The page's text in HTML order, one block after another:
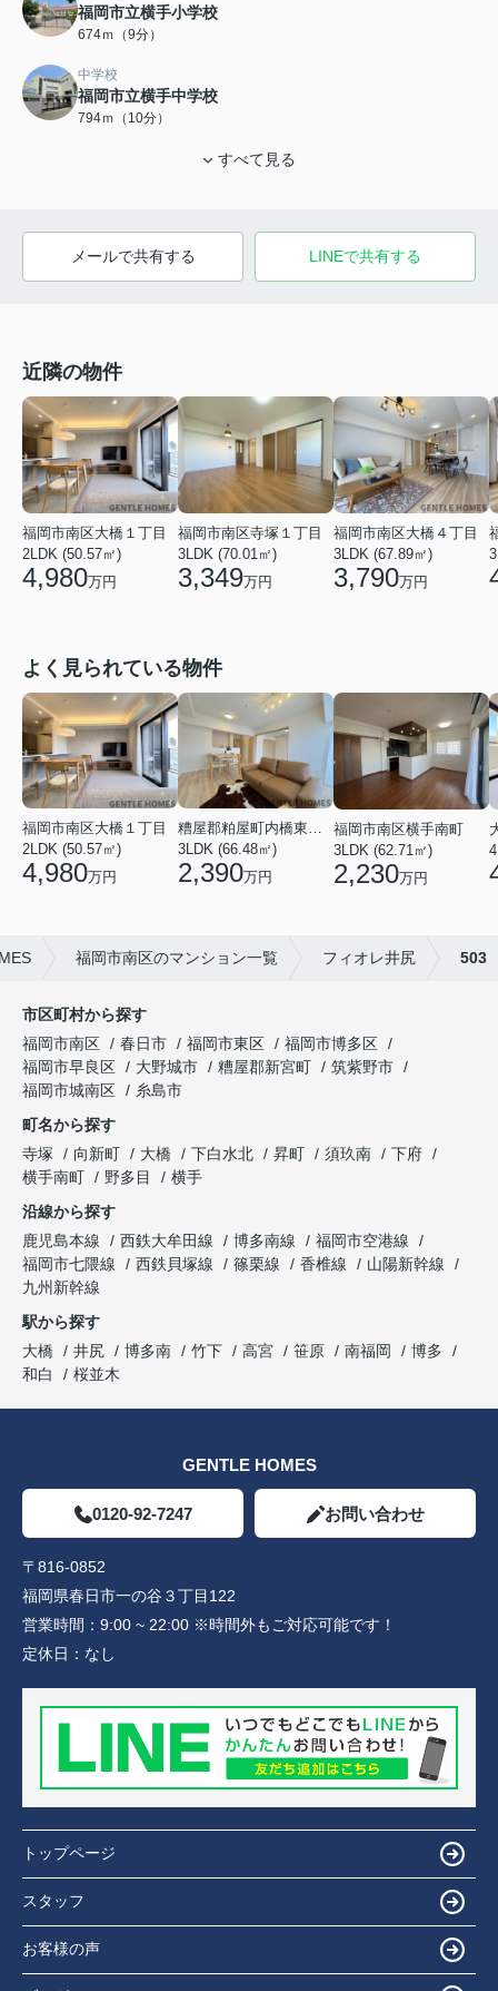
福岡市立横手小学校
674ｍ（9分）
中学校
福岡市立横手中学校
794ｍ（10分）
すべて見る
メールで共有する LINEで共有する
近隣の物件
福岡市南区大橋１丁目
2LDK (50.57㎡)
4,980万円
福岡市南区寺塚１丁目
3LDK (70.01㎡)
3,349万円
福岡市南区大橋４丁目
3LDK (67.89㎡)
3,790万円
よく見られている物件
福岡市南区大橋１丁目
2LDK (50.57㎡)
4,980万円
糟屋郡粕屋町内橋東２丁目
3LDK (66.48㎡)
2,390万円
福岡市南区横手南町
3LDK (62.71㎡)
2,230万円
福岡市南区のマンション一覧 フィオレ井尻 503
市区町村から探す
福岡市南区
春日市 福岡市東区
福岡市博多区
福岡市早良区
大野城市 糟屋郡新宮町
筑紫野市
福岡市城南区
糸島市
町名から探す
寺塚
向新町 大橋 下白水北 昇町 須玖南
下府
横手南町
野多目
横手
沿線から探す
鹿児島本線
西鉄大牟田線 博多南線
福岡市空港線
福岡市七隈線
西鉄貝塚線 篠栗線 香椎線
山陽新幹線
九州新幹線
駅から探す
大橋
井尻 博多南 竹下 高宮 笹原 南福岡
博多
和白
桜並木
GENTLE HOMES
0120-92-7247 お問い合わせ
〒816-0852
福岡県春日市一の谷３丁目122
営業時間： 9:00 ~ 22:00 ※時間外もご対応可能です！
定休日： なし
トップページ
スタッフ
お客様の声